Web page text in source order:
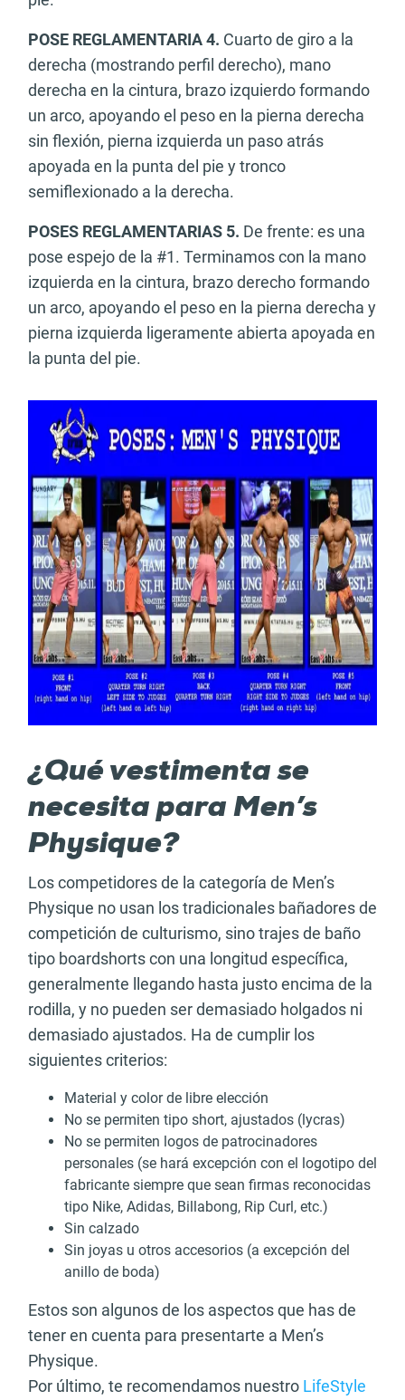
POSE REGLAMENTARIA 4. Cuarto de giro a la
derecha (mostrando perfil derecho), mano
derecha en la cintura, brazo izquierdo formando
un arco, apoyando el peso en la pierna derecha
sin flexión, pierna izquierda un paso atrás
apoyada en la punta del pie y tronco
semiflexionado a la derecha.
POSES REGLAMENTARIAS 5. De frente: es una
pose espejo de la #1. Terminamos con la mano
izquierda en la cintura, brazo derecho formando
un arco, apoyando el peso en la pierna derecha y
pierna izquierda ligeramente abierta apoyada en
la punta del pie.
¿Qué vestimenta se
necesita para Men’s
Physique?
Los competidores de la categoría de Men’s
Physique no usan los tradicionales bañadores de
competición de culturismo, sino trajes de baño
tipo boardshorts con una longitud específica,
generalmente llegando hasta justo encima de la
rodilla, y no pueden ser demasiado holgados ni
demasiado ajustados. Ha de cumplir los
siguientes criterios:
Material y color de libre elección
No se permiten tipo short, ajustados (lycras)
No se permiten logos de patrocinadores
personales (se hará excepción con el logotipo del
fabricante siempre que sean firmas reconocidas
tipo Nike, Adidas, Billabong, Rip Curl, etc.)
Sin calzado
Sin joyas u otros accesorios (a excepción del
anillo de boda)
Estos son algunos de los aspectos que has de
tener en cuenta para presentarte a Men’s
Physique.
Por último, te recomendamos nuestro LifeStyle